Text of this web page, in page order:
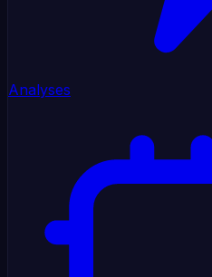
Analyses